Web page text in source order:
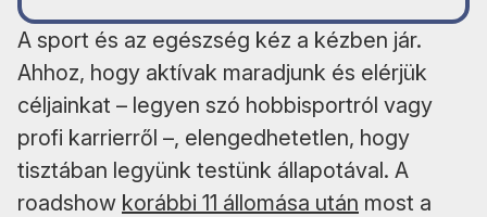
A sport és az egészség kéz a kézben jár.
Ahhoz, hogy aktívak maradjunk és elérjük
céljainkat – legyen szó hobbisportról vagy
profi karrierről –, elengedhetetlen, hogy
tisztában legyünk testünk állapotával. A
roadshow korábbi 11 állomása után most a